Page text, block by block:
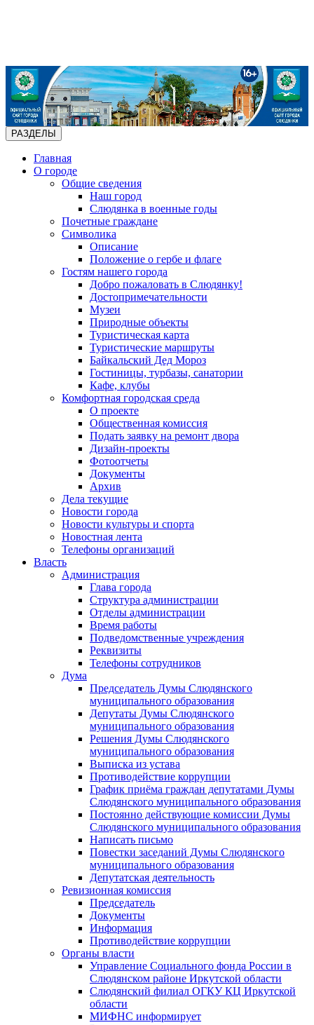
РАЗДЕЛЫ
Главная
О городе
Общие сведения
Наш город
Слюдянка в военные годы
Почетные граждане
Символика
Описание
Положение о гербе и флаге
Гостям нашего города
Добро пожаловать в Слюдянку!
Достопримечательности
Музеи
Природные объекты
Туристическая карта
Туристические маршруты
Байкальский Дед Мороз
Гостиницы, турбазы, санатории
Кафе, клубы
Комфортная городская среда
О проекте
Общественная комиссия
Подать заявку на ремонт двора
Дизайн-проекты
Фотоотчеты
Документы
Архив
Дела текущие
Новости города
Новости культуры и спорта
Новостная лента
Телефоны организаций
Власть
Администрация
Глава города
Структура администрации
Отделы администрации
Время работы
Подведомственные учреждения
Реквизиты
Телефоны сотрудников
Дума
Председатель Думы Слюдянского
муниципального образования
Депутаты Думы Слюдянского
муниципального образования
Решения Думы Слюдянского
муниципального образования
Выписка из устава
Противодействие коррупции
График приёма граждан депутатами Думы
Слюдянского муниципального образования
Постоянно действующие комиссии Думы
Слюдянского муниципального образования
Написать письмо
Повестки заседаний Думы Слюдянского
муниципального образования
Депутатская деятельность
Ревизионная комиссия
Председатель
Документы
Информация
Противодействие коррупции
Органы власти
Управление Социального фонда России в
Слюдянском районе Иркутской области
Слюдянский филиал ОГКУ КЦ Иркутской
области
МИФНС информирует